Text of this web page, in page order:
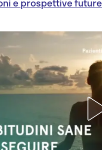
e prospettive future